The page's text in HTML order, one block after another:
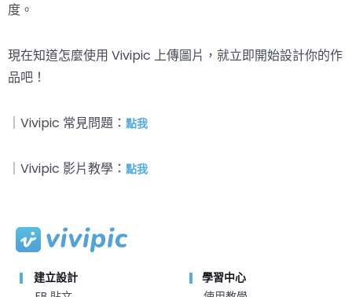
度。
現在知道怎麼使用 Vivipic 上傳圖片，就立即開始設計你的作
品吧！
｜Vivipic 常見問題： 點我
｜Vivipic 影片教學： 點我
建立設計
學習中心